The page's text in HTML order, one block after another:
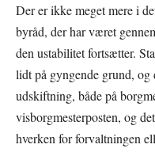
Der er ikke meget mere i
byråd, der har været
den ustabilitet fortsætter.
lidt på gyngende grund,
udskiftning, både på
visborgmesterposten, og
hverken for forvaltningen